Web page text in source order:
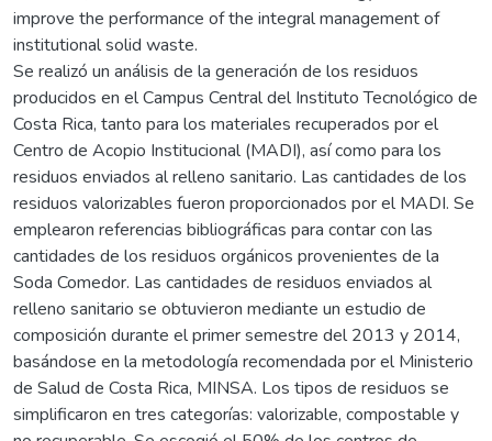
improve the performance of the integral management of
institutional solid waste.
Se realizó un análisis de la generación de los residuos
producidos en el Campus Central del Instituto Tecnológico de
Costa Rica, tanto para los materiales recuperados por el
Centro de Acopio Institucional (MADI), así como para los
residuos enviados al relleno sanitario. Las cantidades de los
residuos valorizables fueron proporcionados por el MADI. Se
emplearon referencias bibliográficas para contar con las
cantidades de los residuos orgánicos provenientes de la
Soda Comedor. Las cantidades de residuos enviados al
relleno sanitario se obtuvieron mediante un estudio de
composición durante el primer semestre del 2013 y 2014,
basándose en la metodología recomendada por el Ministerio
de Salud de Costa Rica, MINSA. Los tipos de residuos se
simplificaron en tres categorías: valorizable, compostable y